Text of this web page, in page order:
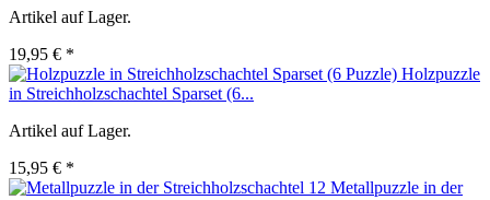
Artikel auf Lager.
19,95 € *
Holzpuzzle
in Streichholzschachtel Sparset (6...
Artikel auf Lager.
15,95 € *
Metallpuzzle in der